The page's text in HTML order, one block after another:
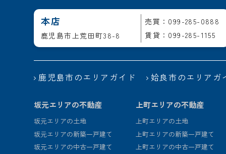
本店
鹿児島市上荒田町38-8
売買：099-285-0888
賃貸：099-285-1155
鹿児島市のエリアガイド 姶良市のエリアガ
坂元エリアの不動産
坂元エリアの土地
坂元エリアの新築一戸建て
坂元エリアの中古一戸建て
上町エリアの不動産
上町エリアの土地
上町エリアの新築一戸建て
上町エリアの中古一戸建て